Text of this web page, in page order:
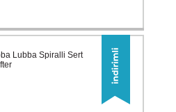
Lubba Spiralli Sert